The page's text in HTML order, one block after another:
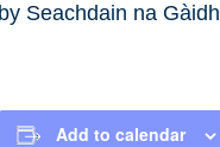
by Seachdain na
Add to calendar